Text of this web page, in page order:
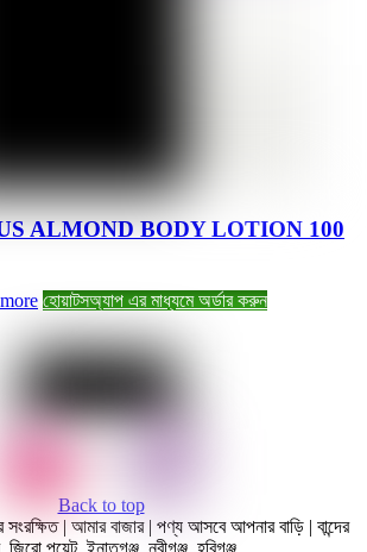
ALMOND BODY LOTION 100
হোয়াটসঅ্যাপ এর মাধ্যমে অর্ডার করুন
Back to top
| আমার বাজার | পণ্য আসবে আপনার বাড়ি | বান্দের